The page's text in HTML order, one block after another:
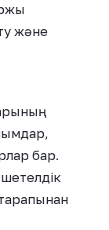
және
бар.
шетелдік